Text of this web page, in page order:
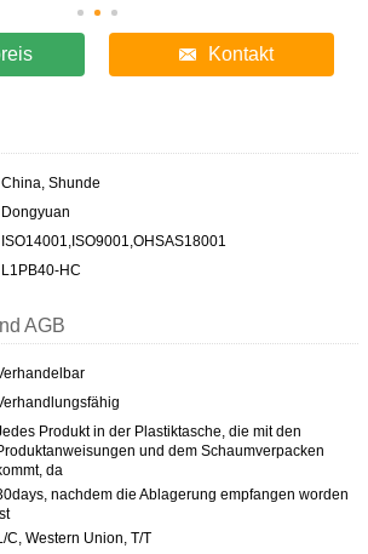
Kontakt
China, Shunde
Dongyuan
ISO14001,ISO9001,OHSAS18001
L1PB40-HC
AGB
Produkt in der Plastiktasche, die mit den
und dem Schaumverpacken
da
nachdem die Ablagerung empfangen worden
C, Western Union, T/T